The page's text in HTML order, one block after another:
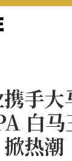
手大
白
掀热潮